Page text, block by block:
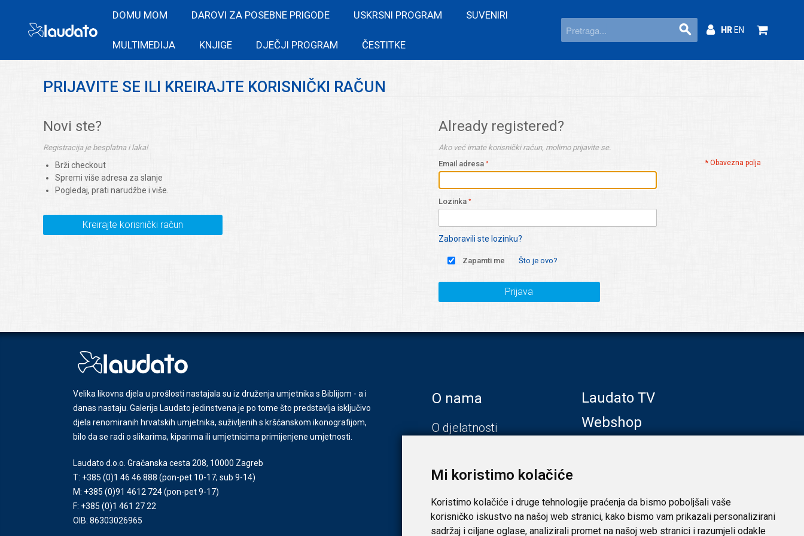
Mi koristimo kolačiće
Koristimo kolačiće i druge tehnologije praćenja da bismo poboljšali vaše
korisničko iskustvo na našoj web stranici, kako bismo vam prikazali personalizirani
sadržaj i ciljane oglase, analizirali promet na našoj web stranici i razumjeli odakle
DOMU MOM DAROVI ZA POSEBNE PRIGODE USKRSNI PROGRAM SUVENIRI
MULTIMEDIJA KNJIGE DJEČJI PROGRAM ČESTITKE
HREN
PRIJAVITE SE ILI KREIRAJTE KORISNIČKI RAČUN
Novi ste?
Registracija je besplatna i laka!
Brži checkout
Spremi više adresa za slanje
Pogledaj, prati narudžbe i više.
Kreirajte korisnički račun
Already registered?
Ako već imate korisnički račun, molimo prijavite se.
* Obavezna polja
Email adresa
Lozinka
Zaboravili ste lozinku?
Zapamti me Što je ovo?
Prijava
Velika likovna djela u prošlosti nastajala su iz druženja umjetnika s Biblijom - a i
danas nastaju. Galerija Laudato jedinstvena je po tome što predstavlja isključivo
djela renomiranih hrvatskih umjetnika, suživljenih s kršćanskom ikonografijom,
bilo da se radi o slikarima, kiparima ili umjetnicima primijenjene umjetnosti.
Laudato d.o.o. Gračanska cesta 208, 10000 Zagreb
T: +385 (0)1 46 46 888 (pon-pet 10-17; sub 9-14)
M: +385 (0)91 4612 724(pon-pet 9-17)
F: +385 (0)1 461 27 22
OIB: 86303026965
O nama
O djelatnosti
Zadar
Laudato TV
Webshop